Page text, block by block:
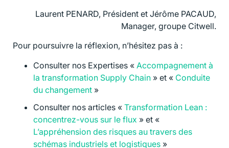
Laurent PENARD, Président et Jérôme PACAUD,
Manager, groupe Citwell.
Pour poursuivre la réflexion, n’hésitez pas à :
Consulter nos Expertises « Accompagnement à
la transformation Supply Chain » et « Conduite
du changement »
Consulter nos articles « Transformation Lean :
concentrez-vous sur le flux » et «
L’appréhension des risques au travers des
schémas industriels et logistiques »